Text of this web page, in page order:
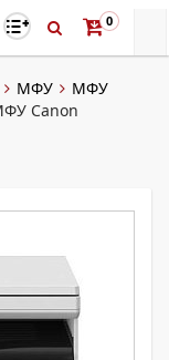
0
МФУ
МФУ
Canon